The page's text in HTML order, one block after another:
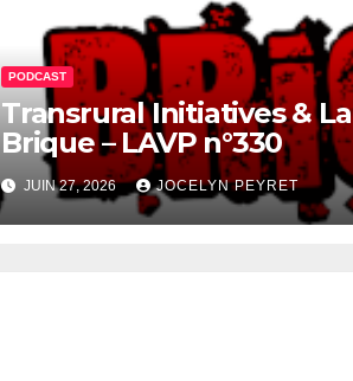
PODCAST
Transrural Initiatives & La
Brique – LAVP n°330
JUIN 27, 2026 JOCELYN PEYRET